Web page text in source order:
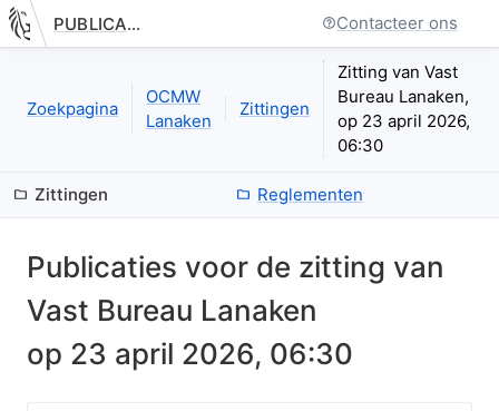
Nieuwe pagina: bestuurseenheid.zittingen.zitting.index
PUBLICATIE.GELINKT-NOTULEREN.VLAANDEREN.BE Contacteer ons
Zoekpagina
OCMW
Lanaken
Zittingen
Zitting van Vast
Bureau Lanaken,
op 23 april 2026,
06:30
Zittingen Reglementen
Publicaties voor de zitting van
Vast Bureau Lanaken
op 23 april 2026, 06:30